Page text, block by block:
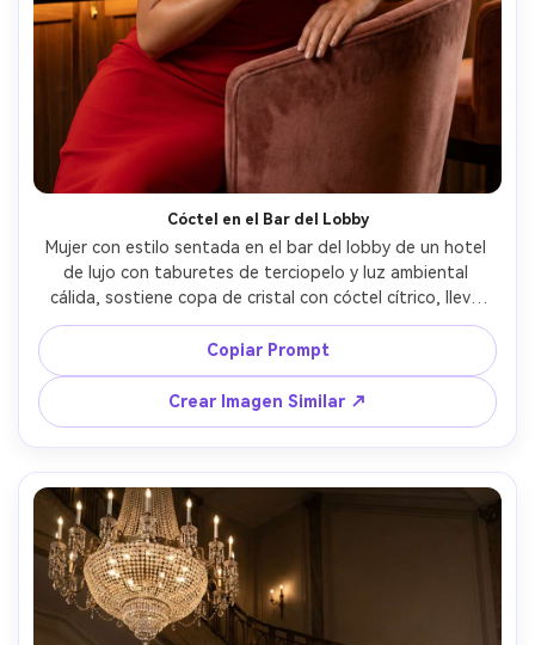
Cóctel en el Bar del Lobby
Mujer con estilo sentada en el bar del lobby de un hotel
de lujo con taburetes de terciopelo y luz ambiental
cálida, sostiene copa de cristal con cóctel cítrico, lleva
vestido rojo off-shoulder y pendientes dorados, fondo
bokeh de botellas y lámparas, tomada con Canon R6,
85mm f/1.4, retrato cerrado, gradación de color glossy de
revista, piel ultra realista y reflejos en el cristal --ar 4:5
Copiar Prompt
Crear Imagen Similar ↗
Crea imágenes IA
ilimitadas. 100 %
gratis!
Empieza Gratis→